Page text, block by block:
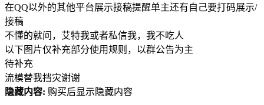
在QQ以外的其他平台展示接稿提醒单主还有自己要打码展示/
接稿
不懂的就问，艾特我或者私信我，我不吃人
以下图片仅补充部分使用规则，以群公告为主
待补充
流模替我挡灾谢谢
隐藏内容: 购买后显示隐藏内容